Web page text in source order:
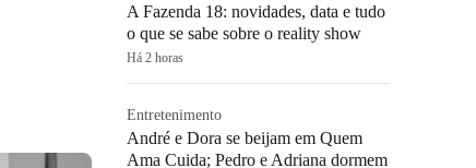
A Fazenda 18: novidades, data e tudo
o que se sabe sobre o reality show
Há 2 horas
Entretenimento
André e Dora se beijam em Quem
Ama Cuida; Pedro e Adriana dormem